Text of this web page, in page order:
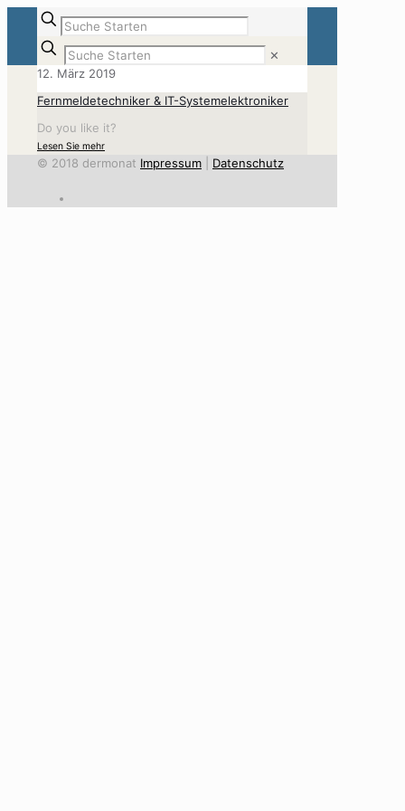
✕
12. März 2019
Fernmeldetechniker & IT-Systemelektroniker
Do you like it?
Lesen Sie mehr
© 2018 dermonat Impressum Datenschutz